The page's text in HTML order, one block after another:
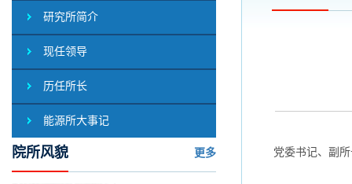
研究所简介
现任领导
历任所长
能源所大事记
院所风貌 更多 党委书记、副